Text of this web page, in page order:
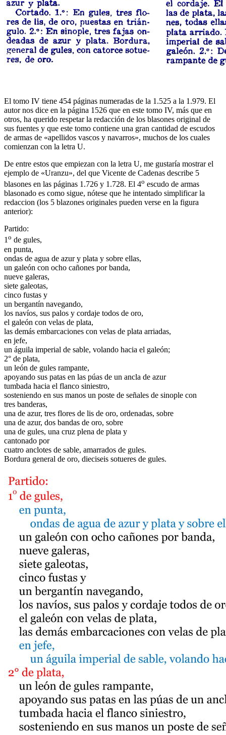
El tomo IV tiene 454 páginas numeradas de la 1.525 a la 1.979. El
autor nos dice en la página 1526 que en este tomo IV, más que en
otros, ha querido respetar la redacción de los blasones original de
sus fuentes y que este tomo contiene una gran cantidad de escudos
de armas de «apellidos vascos y navarros», muchos de los cuales
comienzan con la letra U.
De entre estos que empiezan con la letra U, me gustaría mostrar el
ejemplo de «Uranzu», del que Vicente de Cadenas describe 5
blasones en las páginas 1.726 y 1.728. El 4o escudo de armas
blasonado es como sigue, nótese que he intentado simplificar la
redaccion (los 5 blazones originales pueden verse en la figura
anterior):
Partido:
1o de gules,
en punta,
ondas de agua de azur y plata y sobre ellas,
un galeón con ocho cañones por banda,
nueve galeras,
siete galeotas,
cinco fustas y
un bergantín navegando,
los navíos, sus palos y cordaje todos de oro,
el galeón con velas de plata,
las demás embarcaciones con velas de plata arriadas,
en jefe,
un águila imperial de sable, volando hacia el galeón;
2° de plata,
un león de gules rampante,
apoyando sus patas en las púas de un ancla de azur
tumbada hacia el flanco siniestro,
sosteniendo en sus manos un poste de señales de sinople con
tres banderas,
una de azur, tres flores de lis de oro, ordenadas, sobre
una de azur, dos bandas de oro, sobre
una de gules, una cruz plena de plata y
cantonado por
cuatro anclotes de sable, amarrados de gules.
Bordura general de oro, dieciseis sotueres de gules.